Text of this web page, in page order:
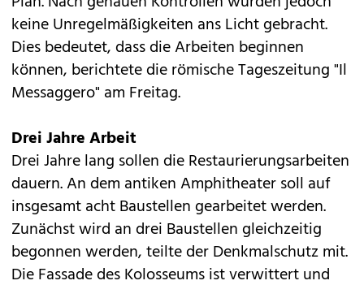
keine Unregelmäßigkeiten ans Licht gebracht.
Dies bedeutet, dass die Arbeiten beginnen
können, berichtete die römische Tageszeitung "Il
Messaggero" am Freitag.
Drei Jahre Arbeit
Drei Jahre lang sollen die Restaurierungsarbeiten
dauern. An dem antiken Amphitheater soll auf
insgesamt acht Baustellen gearbeitet werden.
Zunächst wird an drei Baustellen gleichzeitig
begonnen werden, teilte der Denkmalschutz mit.
Die Fassade des Kolosseums ist verwittert und